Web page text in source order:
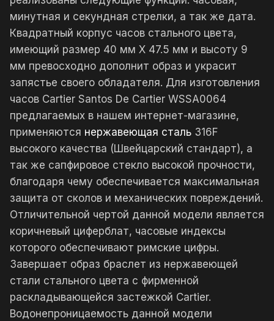
минутная и секундная стрелки, а так же дата.
Квадратный корпус часов стального цвета,
имеющий размер 40 мм X 47.5 мм и высоту 9
мм превосходно дополнит образ и украсит
запястье своего обладателя. Для изготовления
часов Cartier Santos De Cartier WSSA0064
предлагаемых в нашем интернет-магазине,
применяются нержавеющая сталь 316F
высокого качества (Швейцарский стандарт), а
так же сапфировое стекло высокой прочности,
благодаря чему обеспечивается максимальная
защита от сколов и механических повреждений.
Отличительной чертой данной модели является
коричневый циферблат, часовые индексы
которого обеспечивают римские цифры.
Завершает образ браслет из нержавеющей
стали стального цвета с фирменной
раскладывающейся застежкой Cartier.
Водонепроницаемость данной модели